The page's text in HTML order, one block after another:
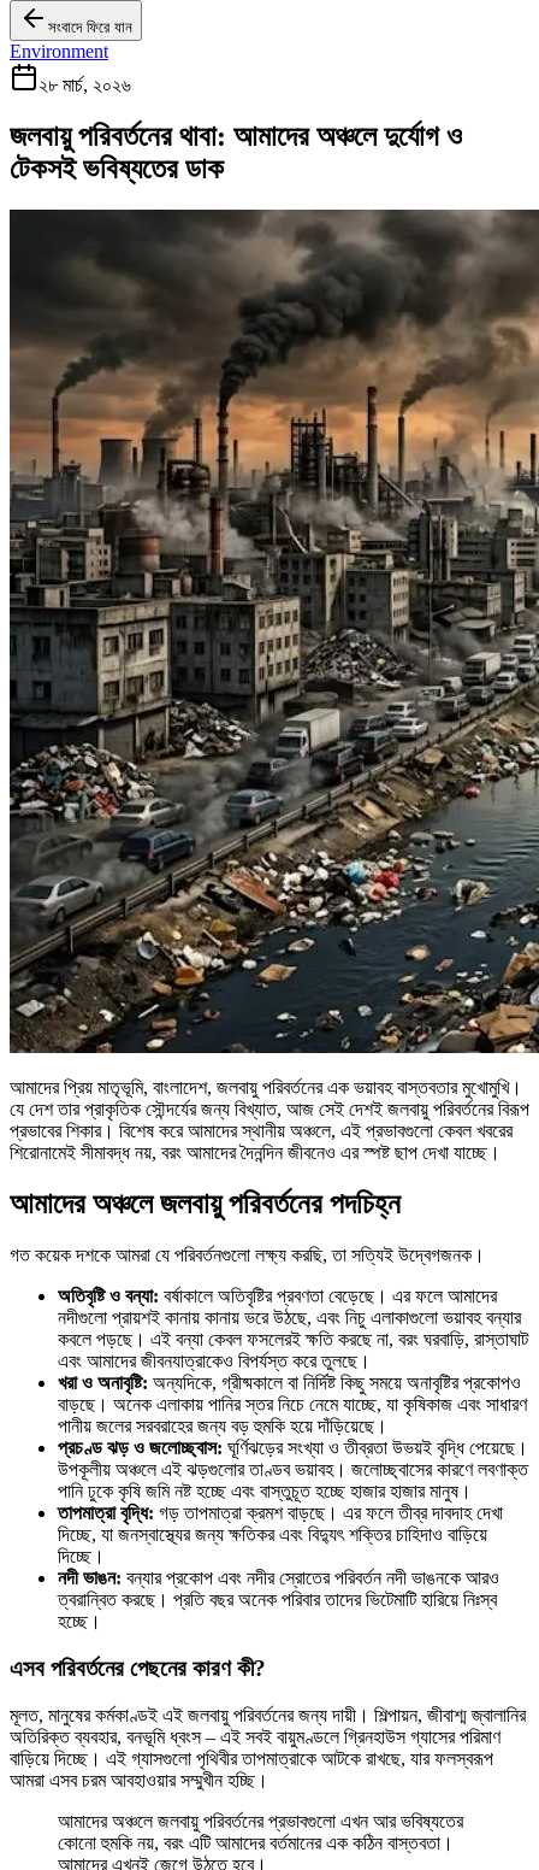
সংবাদে ফিরে যান
Environment
২৮ মার্চ, ২০২৬
জলবায়ু পরিবর্তনের থাবা: আমাদের অঞ্চলে দুর্যোগ ও
টেকসই ভবিষ্যতের ডাক
আমাদের প্রিয় মাতৃভূমি, বাংলাদেশ, জলবায়ু পরিবর্তনের এক ভয়াবহ বাস্তবতার মুখোমুখি।
যে দেশ তার প্রাকৃতিক সৌন্দর্যের জন্য বিখ্যাত, আজ সেই দেশই জলবায়ু পরিবর্তনের বিরূপ
প্রভাবের শিকার। বিশেষ করে আমাদের স্থানীয় অঞ্চলে, এই প্রভাবগুলো কেবল খবরের
শিরোনামেই সীমাবদ্ধ নয়, বরং আমাদের দৈনন্দিন জীবনেও এর স্পষ্ট ছাপ দেখা যাচ্ছে।
আমাদের অঞ্চলে জলবায়ু পরিবর্তনের পদচিহ্ন
গত কয়েক দশকে আমরা যে পরিবর্তনগুলো লক্ষ্য করছি, তা সত্যিই উদ্বেগজনক।
অতিবৃষ্টি ও বন্যা: বর্ষাকালে অতিবৃষ্টির প্রবণতা বেড়েছে। এর ফলে আমাদের
নদীগুলো প্রায়শই কানায় কানায় ভরে উঠছে, এবং নিচু এলাকাগুলো ভয়াবহ বন্যার
কবলে পড়ছে। এই বন্যা কেবল ফসলেরই ক্ষতি করছে না, বরং ঘরবাড়ি, রাস্তাঘাট
এবং আমাদের জীবনযাত্রাকেও বিপর্যস্ত করে তুলছে।
খরা ও অনাবৃষ্টি: অন্যদিকে, গ্রীষ্মকালে বা নির্দিষ্ট কিছু সময়ে অনাবৃষ্টির প্রকোপও
বাড়ছে। অনেক এলাকায় পানির স্তর নিচে নেমে যাচ্ছে, যা কৃষিকাজ এবং সাধারণ
পানীয় জলের সরবরাহের জন্য বড় হুমকি হয়ে দাঁড়িয়েছে।
প্রচণ্ড ঝড় ও জলোচ্ছ্বাস: ঘূর্ণিঝড়ের সংখ্যা ও তীব্রতা উভয়ই বৃদ্ধি পেয়েছে।
উপকূলীয় অঞ্চলে এই ঝড়গুলোর তাণ্ডব ভয়াবহ। জলোচ্ছ্বাসের কারণে লবণাক্ত
পানি ঢুকে কৃষি জমি নষ্ট হচ্ছে এবং বাস্তুচূত হচ্ছে হাজার হাজার মানুষ।
তাপমাত্রা বৃদ্ধি: গড় তাপমাত্রা ক্রমশ বাড়ছে। এর ফলে তীব্র দাবদাহ দেখা
দিচ্ছে, যা জনস্বাস্থ্যের জন্য ক্ষতিকর এবং বিদ্যুৎ শক্তির চাহিদাও বাড়িয়ে
দিচ্ছে।
নদী ভাঙন: বন্যার প্রকোপ এবং নদীর স্রোতের পরিবর্তন নদী ভাঙনকে আরও
ত্বরান্বিত করছে। প্রতি বছর অনেক পরিবার তাদের ভিটেমাটি হারিয়ে নিঃস্ব
হচ্ছে।
এসব পরিবর্তনের পেছনের কারণ কী?
মূলত, মানুষের কর্মকাণ্ডই এই জলবায়ু পরিবর্তনের জন্য দায়ী। শিল্পায়ন, জীবাশ্ম জ্বালানির
অতিরিক্ত ব্যবহার, বনভূমি ধ্বংস – এই সবই বায়ুমণ্ডলে গ্রিনহাউস গ্যাসের পরিমাণ
বাড়িয়ে দিচ্ছে। এই গ্যাসগুলো পৃথিবীর তাপমাত্রাকে আটকে রাখছে, যার ফলস্বরূপ
আমরা এসব চরম আবহাওয়ার সম্মুখীন হচ্ছি।
আমাদের অঞ্চলে জলবায়ু পরিবর্তনের প্রভাবগুলো এখন আর ভবিষ্যতের
কোনো হুমকি নয়, বরং এটি আমাদের বর্তমানের এক কঠিন বাস্তবতা।
আমাদের এখনই জেগে উঠতে হবে।